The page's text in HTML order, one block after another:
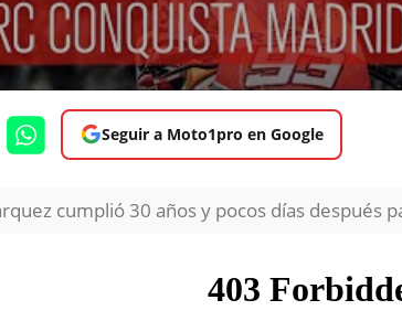
Seguir a Moto1pro en Google
cumplió 30 años y pocos días después